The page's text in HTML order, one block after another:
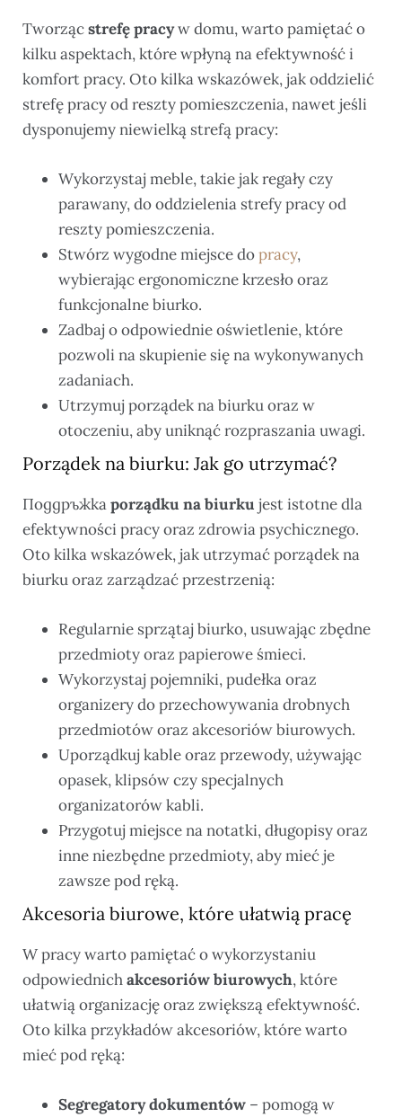
Tworzącstrefę pracyw domu, warto pamiętać o
kilku aspektach, które wpłyną na efektywność i
komfort pracy. Oto kilka wskazówek, jak oddzielić
strefę pracy od reszty pomieszczenia, nawet jeśli
dysponujemy niewielką strefą pracy:
Wykorzystaj meble, takie jak regały czy
parawany, do oddzielenia strefy pracy od
reszty pomieszczenia.
Stwórz wygodne miejsce dopracy,
wybierając ergonomiczne krzesło oraz
funkcjonalne biurko.
Zadbaj o odpowiednie oświetlenie, które
pozwoli na skupienie się na wykonywanych
zadaniach.
Utrzymuj porządek na biurku oraz w
otoczeniu, aby uniknąć rozpraszania uwagi.
Porządek na biurku: Jak go utrzymać?
Поддръжкаporządku na biurku jest istotne dla
efektywności pracy oraz zdrowia psychicznego.
Oto kilka wskazówek, jak utrzymać porządek na
biurku oraz zarządzać przestrzenią:
Regularnie sprzątaj biurko, usuwając zbędne
przedmioty oraz papierowe śmieci.
Wykorzystaj pojemniki, pudełka oraz
organizery do przechowywania drobnych
przedmiotów oraz akcesoriów biurowych.
Uporządkuj kable oraz przewody, używając
opasek, klipsów czy specjalnych
organizatorów kabli.
Przygotuj miejsce na notatki, długopisy oraz
inne niezbędne przedmioty, aby mieć je
zawsze pod ręką.
Akcesoria biurowe, które ułatwią pracę
W pracy warto pamiętać o wykorzystaniu
odpowiednichakcesoriów biurowych, które
ułatwią organizację oraz zwiększą efektywność.
Oto kilka przykładów akcesoriów, które warto
mieć pod ręką:
Segregatory dokumentów – pomogą w